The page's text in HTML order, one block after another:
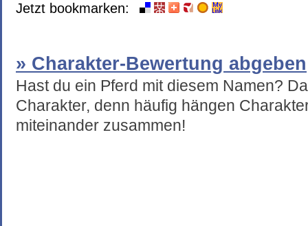
Jetzt bookmarken:
» Charakter-Bewertung abgeben
Hast du ein Pferd mit diesem Namen?
Charakter, denn häufig hängen
miteinander zusammen!